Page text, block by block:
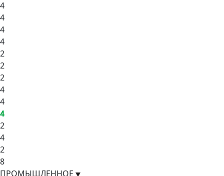
4
4
4
4
2
2
2
4
4
4
2
4
2
8
ПРОМЫШЛЕННОЕ